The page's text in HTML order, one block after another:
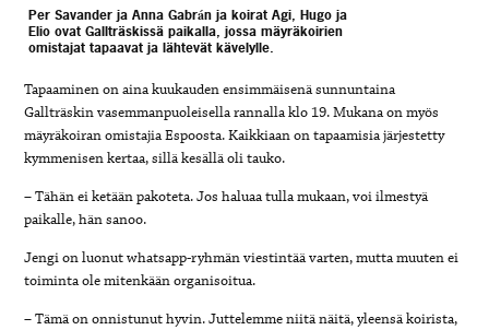
Per Savander ja Anna Gabrán ja koirat Agi, Hugo ja
Elio ovat Gallträskissä paikalla, jossa mäyräkoirien
omistajat tapaavat ja lähtevät kävelylle.
Tapaaminen on aina kuukauden ensimmäisenä sunnuntaina
Gallträskin vasemmanpuoleisella rannalla klo 19. Mukana on myös
mäyräkoiran omistajia Espoosta. Kaikkiaan on tapaamisia järjestetty
kymmenisen kertaa, sillä kesällä oli tauko.
– Tähän ei ketään pakoteta. Jos haluaa tulla mukaan, voi ilmestyä
paikalle, hän sanoo.
Jengi on luonut whatsapp-ryhmän viestintää varten, mutta muuten ei
toiminta ole mitenkään organisoitua.
– Tämä on onnistunut hyvin. Juttelemme niitä näitä, yleensä koirista,